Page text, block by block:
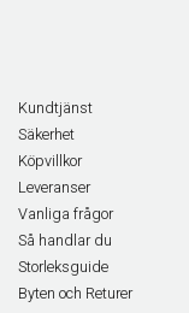
Kundtjänst
Säkerhet
Köpvillkor
Leveranser
Vanliga frågor
Så handlar du
Storleksguide
Byten och Returer